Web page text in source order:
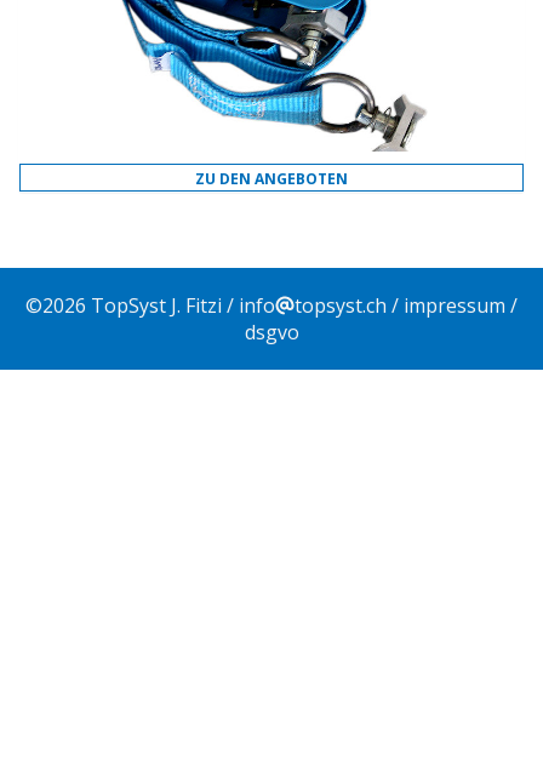
ZU DEN ANGEBOTEN
©2026 TopSyst J. Fitzi / info topsyst.ch / impressum /
dsgvo